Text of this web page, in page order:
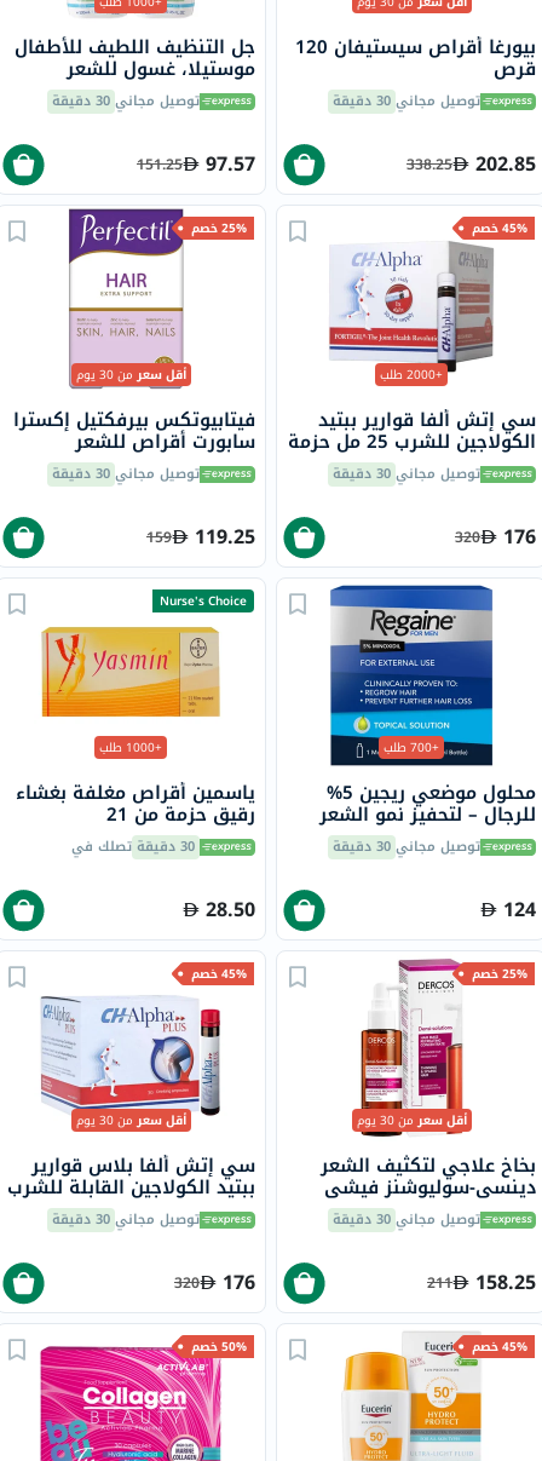
بيورغا أقراص سيستيفان 120
قرص
توصيل مجاني30 دقيقة
202.85
338.25
جل التنظيف اللطيف للأطفال
موستيلا، غسول للشعر
والجسم - 500 مل × 2توصيل مجاني30 دقيقة
97.57
151.25
45% خصم
+2000 طلب
سي إتش ألفا قوارير ببتيد
الكولاجين للشرب 25 مل حزمة
من 30 توصيل مجاني30 دقيقة
176
320
25% خصم
أقل سعرمن 30 يوم
فيتابيوتكس بيرفكتيل إكسترا
سابورت أقراص للشعر
والبشرة والأظافر حزمة من
60 توصيل مجاني30 دقيقة
119.25
159
+700 طلب
محلول موضعي ريجين 5%
للرجال – لتحفيز نمو الشعر
وعلاج الصلع الوراثي
توصيل مجاني30 دقيقة
124
Nurse's Choice
+1000 طلب
ياسمين أقراص مغلفة بغشاء
رقيق حزمة من 21
30 دقيقة تصلك في
28.50
25% خصم
أقل سعرمن 30 يوم
بخاخ علاجي لتكثيف الشعر
دينسي-سوليوشنز فيشي
ديركوس، 100 ملتوصيل مجاني30 دقيقة
158.25
211
45% خصم
أقل سعرمن 30 يوم
سي إتش ألفا بلاس قوارير
ببتيد الكولاجين القابلة للشرب
25 مل حزمة من 30 توصيل مجاني30 دقيقة
176
320
45% خصم 50% خصم